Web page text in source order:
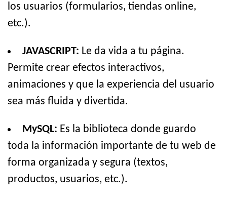
los usuarios (formularios, tiendas online,
etc.).
JAVASCRIPT: Le da vida a tu página.
Permite crear efectos interactivos,
animaciones y que la experiencia del usuario
sea más fluida y divertida.
MySQL: Es la biblioteca donde guardo
toda la información importante de tu web de
forma organizada y segura (textos,
productos, usuarios, etc.).